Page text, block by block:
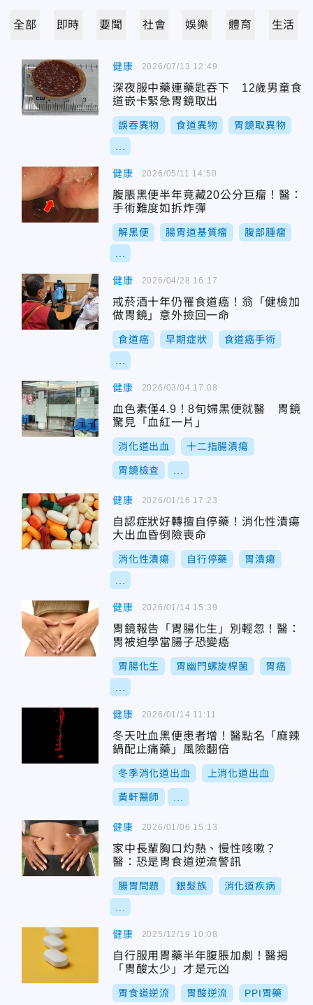
全部 即時 要聞 社會 娛樂 體育 生活
健康
深夜服中藥連藥匙吞下 12歲男童食
道嵌卡緊急胃鏡取出
誤吞異物 食道異物 胃鏡取異物
2026/07/13 12:49
健康
腹脹黑便半年竟藏20公分巨瘤！醫：
手術難度如拆炸彈
解黑便 腸胃道基質瘤 腹部腫瘤
2026/05/11 14:50
健康
戒菸酒十年仍罹食道癌！翁「健檢加
做胃鏡」意外撿回一命
食道癌 早期症狀 食道癌手術
2026/04/28 16:17
健康
血色素僅4.9！8旬婦黑便就醫 胃鏡
驚見「血紅一片」
消化道出血 十二指腸潰瘍
胃鏡檢查
2026/03/04 17:08
健康
自認症狀好轉擅自停藥！消化性潰瘍
大出血昏倒險喪命
消化性潰瘍 自行停藥 胃潰瘍
2026/01/16 17:23
健康
胃鏡報告「胃腸化生」別輕忽！醫：
胃被迫學當腸子恐變癌
胃腸化生 胃幽門螺旋桿菌 胃癌
2026/01/14 15:39
健康
冬天吐血黑便患者增！醫點名「麻辣
鍋配止痛藥」風險翻倍
冬季消化道出血 上消化道出血
黃軒醫師
2026/01/14 11:11
健康
家中長輩胸口灼熱、慢性咳嗽？
醫：恐是胃食道逆流警訊
腸胃問題 銀髮族 消化道疾病
2026/01/06 15:13
健康
自行服用胃藥半年腹脹加劇！醫揭
「胃酸太少」才是元凶
胃食道逆流 胃酸逆流 PPI胃藥
2025/12/19 10:08